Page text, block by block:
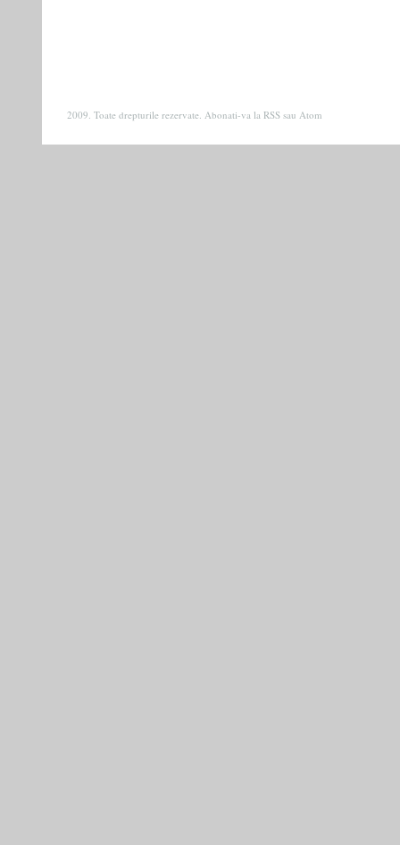
2009. Toate drepturile rezervate. Abonati-va la RSS sau Atom